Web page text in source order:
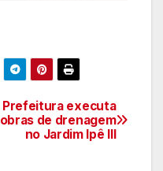
Prefeitura executa
obras de drenagem
no Jardim Ipê III